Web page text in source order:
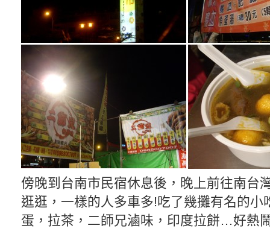
傍晚到台南市民宿休息後，晚上前往南台
逛逛，一樣的人多車多!吃了幾攤有名的小
蛋，拉茶，二師兄滷味，印度拉餅…好熱